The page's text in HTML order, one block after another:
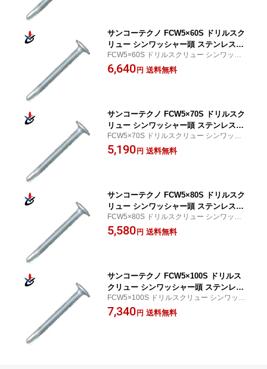
サンコーテクノ FCW5×60S ドリルスク
リュー シンワッシャー頭 ステンレス製
細目 150本入
FCW5×60S ドリルスクリュー シンワッシ
ャー頭 ステンレス製 細目 150本入
6,640 円 送料無料
サンコーテクノ FCW5×70S ドリルスク
リュー シンワッシャー頭 ステンレス製
細目 100本入
FCW5×70S ドリルスクリュー シンワッシ
ャー頭 ステンレス製 細目 100本入
5,190 円 送料無料
サンコーテクノ FCW5×80S ドリルスク
リュー シンワッシャー頭 ステンレス製
細目 100本入
FCW5×80S ドリルスクリュー シンワッシ
ャー頭 ステンレス製 細目 100本入
5,580 円 送料無料
サンコーテクノ FCW5×100S ドリルス
クリュー シンワッシャー頭 ステンレス
製 細目 100本入
FCW5×100S ドリルスクリュー シンワッシ
ャー頭 ステンレス製 細目 100本入
7,340 円 送料無料